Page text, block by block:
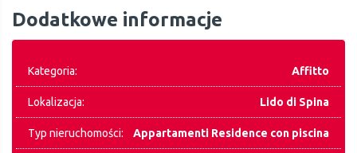
Dodatkowe informacje
Kategoria: Affitto
Lokalizacja: Lido di Spina
Typ nieruchomości: Appartamenti Residence con piscina